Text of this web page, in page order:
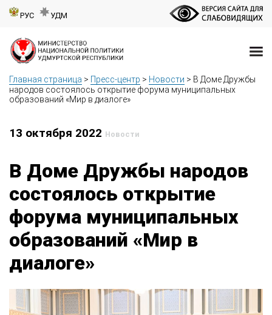
РУС УДМ
Главная страница > Пресс-центр > Новости > В Доме Дружбы
народов состоялось открытие форума муниципальных
образований «Мир в диалоге»
13 октября 2022 Новости
В Доме Дружбы народов
состоялось открытие
форума муниципальных
образований «Мир в
диалоге»